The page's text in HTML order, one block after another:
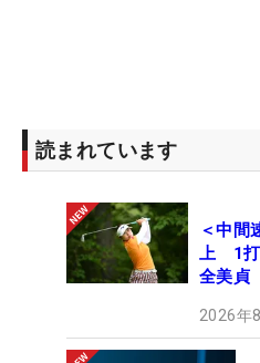
読まれています
＜中間
上 1打
全美貞
2026年